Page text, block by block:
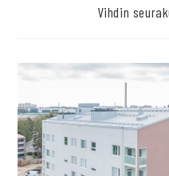
Vihdin